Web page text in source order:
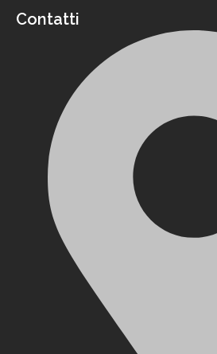
Contatti